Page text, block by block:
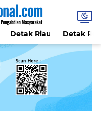
Detak Riau Detak